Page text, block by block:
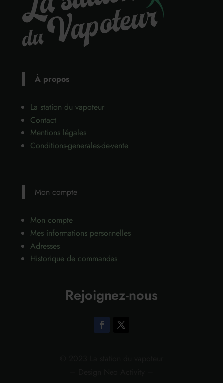
À propos
La station du vapoteur
Contact
Mentions légales
Conditions-generales-de-vente
Mon compte
Mon compte
Mes informations personnelles
Adresses
Historique de commandes
Rejoignez-nous